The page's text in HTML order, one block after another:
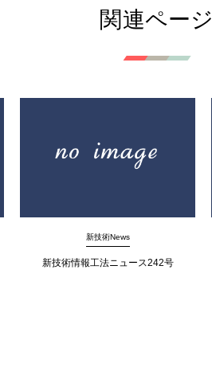
関連ページ
新技術News
新技術情報工法ニュース242号